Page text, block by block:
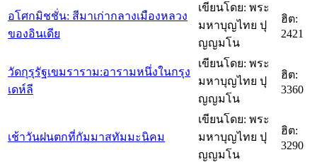
อโศกมิชชั่น: สีมาเก่ากลางเมืองหลวง
ของอินเดีย
เขียนโดย: พระ
มหาบุญไทย ปุ
ญญมโน
ฮิต:
2421
วัดกุรุรัฐเขมราราม:อารามหนึ่งในกรุง
เดห์ลี
เขียนโดย: พระ
มหาบุญไทย ปุ
ญญมโน
ฮิต:
3360
เช้าวันฝนตกที่กัมมาสทัมมะนิคม
เขียนโดย: พระ
มหาบุญไทย ปุ
ญญมโน
ฮิต:
3290